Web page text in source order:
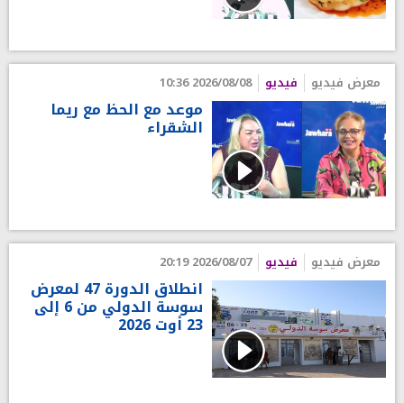
معرض فيديو فيديو 2026/08/08 10:36
موعد مع الحظ مع ريما
الشقراء
معرض فيديو فيديو 2026/08/07 20:19
انطلاق الدورة 47 لمعرض
سوسة الدولي من 6 إلى
23 أوت 2026